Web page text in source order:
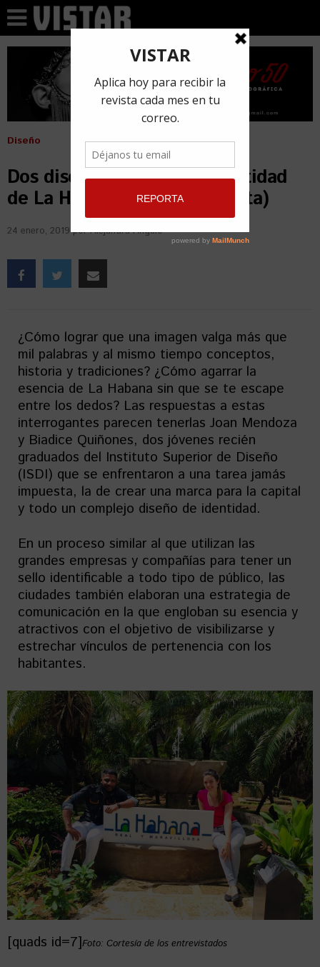
Diseño
Dos diseñadores tras la identidad
de La Habana 500 (+Entrevista)
24 enero, 2019 porAlejandra Angulo
¿Cómo lograr que una imagen valga más que
mil palabras y al mismo tiempo conceptos,
historia y tradiciones? ¿Cómo agarrar la
esencia de La Habana sin que se te escape
entre los dedos? Las respuestas a estas
interrogantes parecen tenerlas Joan Mendoza
y Biadice Quiñones, dos jóvenes recién
graduados del Instituto Superior de Diseño
(ISDI) que se enfrentaron a una tarea jamás
impuesta, la de crear una marca para la capital
y todo un complejo diseño de identidad.
En un proceso similar al que utilizan las
grandes empresas y compañías para tener un
sello identificable a todo tipo de público, las
ciudades también elaboran una estrategia de
comunicación en la que engloban su esencia y
atractivos con el objetivo de visibilizarse y
estrechar vínculos de pertenencia con los
habitantes.
[quads id=7]Foto: Cortesía de los entrevistados